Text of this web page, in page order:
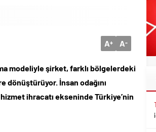
A+ A-
modeliyle şirket, farklı bölgelerdeki
dönüştürüyor. İnsan odağını
ihracatı ekseninde Türkiye’nin